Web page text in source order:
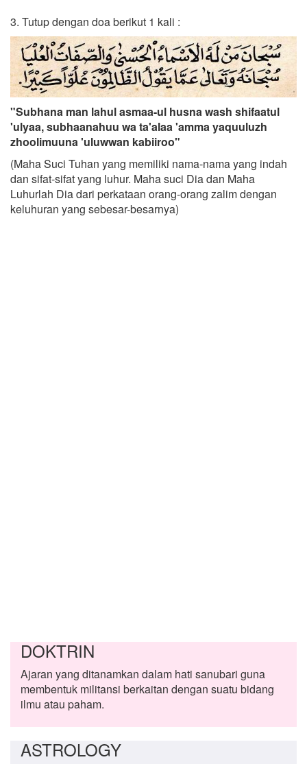
3. Tutup dengan doa berikut 1 kali :
"Subhana man lahul asmaa-ul husna wash shifaatul
'ulyaa, subhaanahuu wa ta'alaa 'amma yaquuluzh
zhoolimuuna 'uluwwan kabiiroo"
(Maha Suci Tuhan yang memiliki nama-nama yang indah
dan sifat-sifat yang luhur. Maha suci Dia dan Maha
Luhurlah Dia dari perkataan orang-orang zalim dengan
keluhuran yang sebesar-besarnya)
DOKTRIN
Ajaran yang ditanamkan dalam hati sanubari guna
membentuk militansi berkaitan dengan suatu bidang
ilmu atau paham.
ASTROLOGY